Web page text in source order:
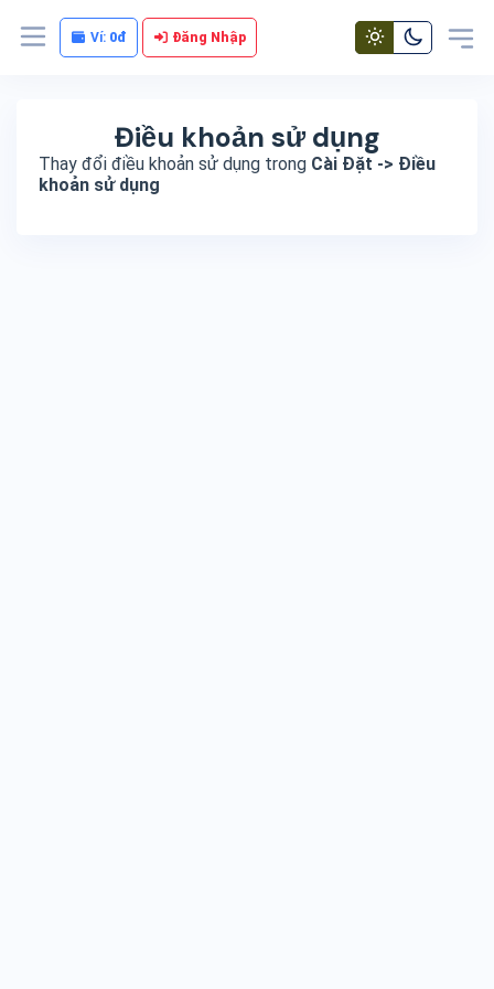
Ví: 0đ Đăng Nhập
Điều khoản sử dụng
Thay đổi điều khoản sử dụng trong Cài Đặt -> Điều
khoản sử dụng